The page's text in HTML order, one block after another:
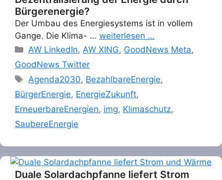
Bürgerenergie?
Der Umbau des Energiesystems ist in vollem
Gange. Die Klima- … weiterlesen …
Categories
AW LinkedIn, AW XING, GoodNews Meta,
GoodNews Twitter
Tags
Agenda2030, BezahlbareEnergie,
BürgerEnergie, EnergieZukunft,
ErneuerbareEnergien, img, Klimaschutz,
SaubereEnergie
Duale Solardachpfanne liefert Strom